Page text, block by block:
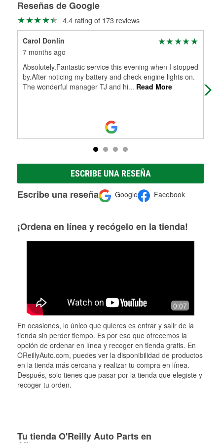
Más información sobre el Programa de Préstamo de
Herramientas de O'Reilly
medirán tus tambores o discos para determinar si pueden
ser rectificados con seguridad. Si tus tambores o discos no
pueden ser reutilizados, podemos ayudarte a encontrar las
partes de reemplazo correctas para tu reparación.
Rectificación de tambores y discos de freno
Reseñas de Google
4.4 rating of 173 reviews
Carol Donlin
7 months ago
Absolutely.Fantastic service this evening when I stopped
by.After noticing my battery and check engine lights on.
The wonderful manager TJ and hi... Read More
ESCRIBE UNA RESEÑA
Escribe una reseña Google Facebook
¡Ordena en línea y recógelo en la tienda!
0:07
En ocasiones, lo único que quieres es entrar y salir de la
tienda sin perder tiempo. Es por eso que ofrecemos la
opción de ordenar en línea y recoger en tienda gratis. En
OReillyAuto.com, puedes ver la disponibilidad de productos
en la tienda más cercana y realizar tu compra en línea.
Después, solo tienes que pasar por la tienda que elegiste y
recoger tu orden.
Tu tienda O'Reilly Auto Parts en